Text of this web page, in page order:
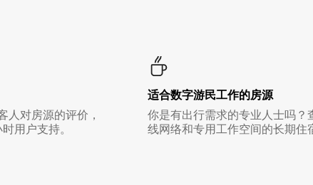
人对房源的评价，
用户支持。
适合数字游民工作的房源
你是有出行需求的专业人士吗？
线网络和专用工作空间的长期住